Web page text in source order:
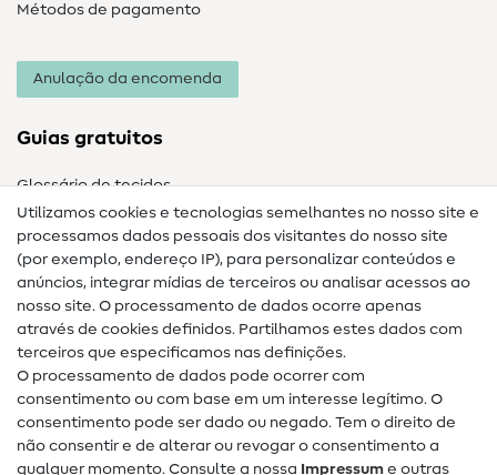
Métodos de pagamento
Anulação da encomenda
Guias gratuitos
Glossário de tecidos
Guias de costura
Ajuda e contacto
Contacto
Mudança de proprietário
Perguntas frequentes (FAQ)
Direito de cancelamento
Utilizamos cookies e tecnologias semelhantes no nosso site e
processamos dados pessoais dos visitantes do nosso site
(por exemplo, endereço IP), para personalizar conteúdos e
anúncios, integrar mídias de terceiros ou analisar acessos ao
nosso site. O processamento de dados ocorre apenas
através de cookies definidos. Partilhamos estes dados com
terceiros que especificamos nas definições.
O processamento de dados pode ocorrer com
consentimento ou com base em um interesse legítimo. O
consentimento pode ser dado ou negado. Tem o direito de
não consentir e de alterar ou revogar o consentimento a
qualquer momento. Consulte a nossa Impressum e outras